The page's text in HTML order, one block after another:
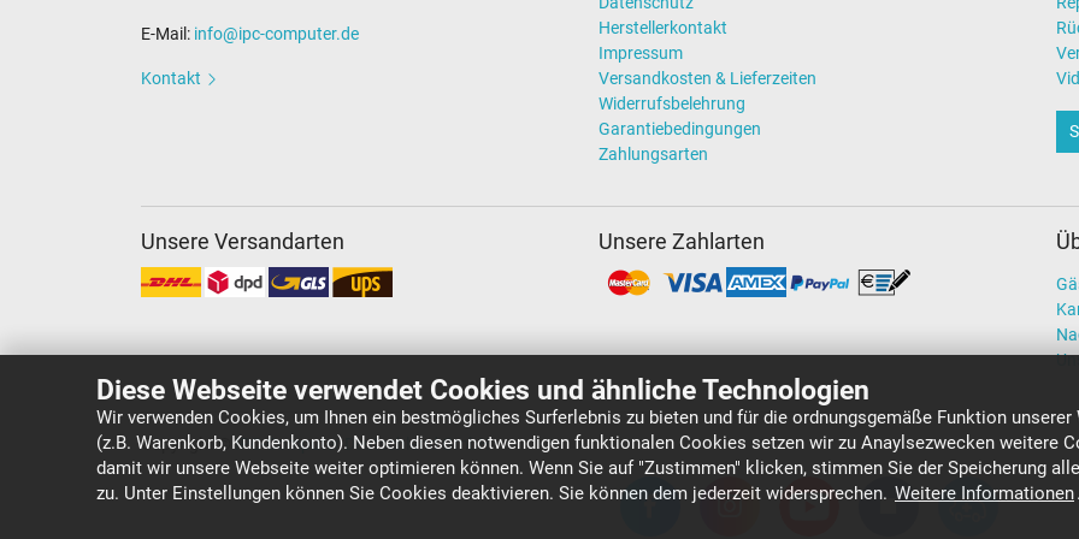
Diese Webseite verwendet Cookies und ähnliche Technologien
Wir verwenden Cookies, um Ihnen ein bestmögliches Surferlebnis zu bieten und für die ordnungsgemäße Funktion unserer
(z.B. Warenkorb, Kundenkonto). Neben diesen notwendigen funktionalen Cookies setzen wir zu Anaylsezwecken weitere
damit wir unsere Webseite weiter optimieren können. Wenn Sie auf "Zustimmen" klicken, stimmen Sie der Speicherung
zu. Unter Einstellungen können Sie Cookies deaktivieren. Sie können dem jederzeit widersprechen. Weitere Informationen.
E-Mail: info@ipc-computer.de
Kontakt
Herstellerkontakt
Impressum
Versandkosten & Lieferzeiten
Widerrufsbelehrung
Garantiebedingungen
Zahlungsarten
Unsere Versandarten Unsere Zahlarten
Copyright ©IPC-Computer Deutschland GmbH